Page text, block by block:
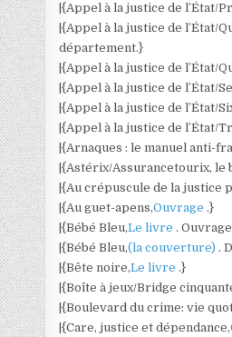
|{Appel à la justice de l’État/
|{Appel à la justice de l’État/
département.}
|{Appel à la justice de l’État/
|{Appel à la justice de l’État/
|{Appel à la justice de l’État/
|{Appel à la justice de l’État/
|{Arnaques : le manuel anti-
|{Astérix/Assurancetourix, le
|{Au crépuscule de la justice
|{Au guet-apens,Ouvrage.}
|{Bébé Bleu,Le livre.
|{Bébé Bleu,(la couverture).
|{Bête noire,Le livre.}
|{Boîte à jeux/Bridge
|{Boulevard du crime: vie
|{Care, justice et dépendance,